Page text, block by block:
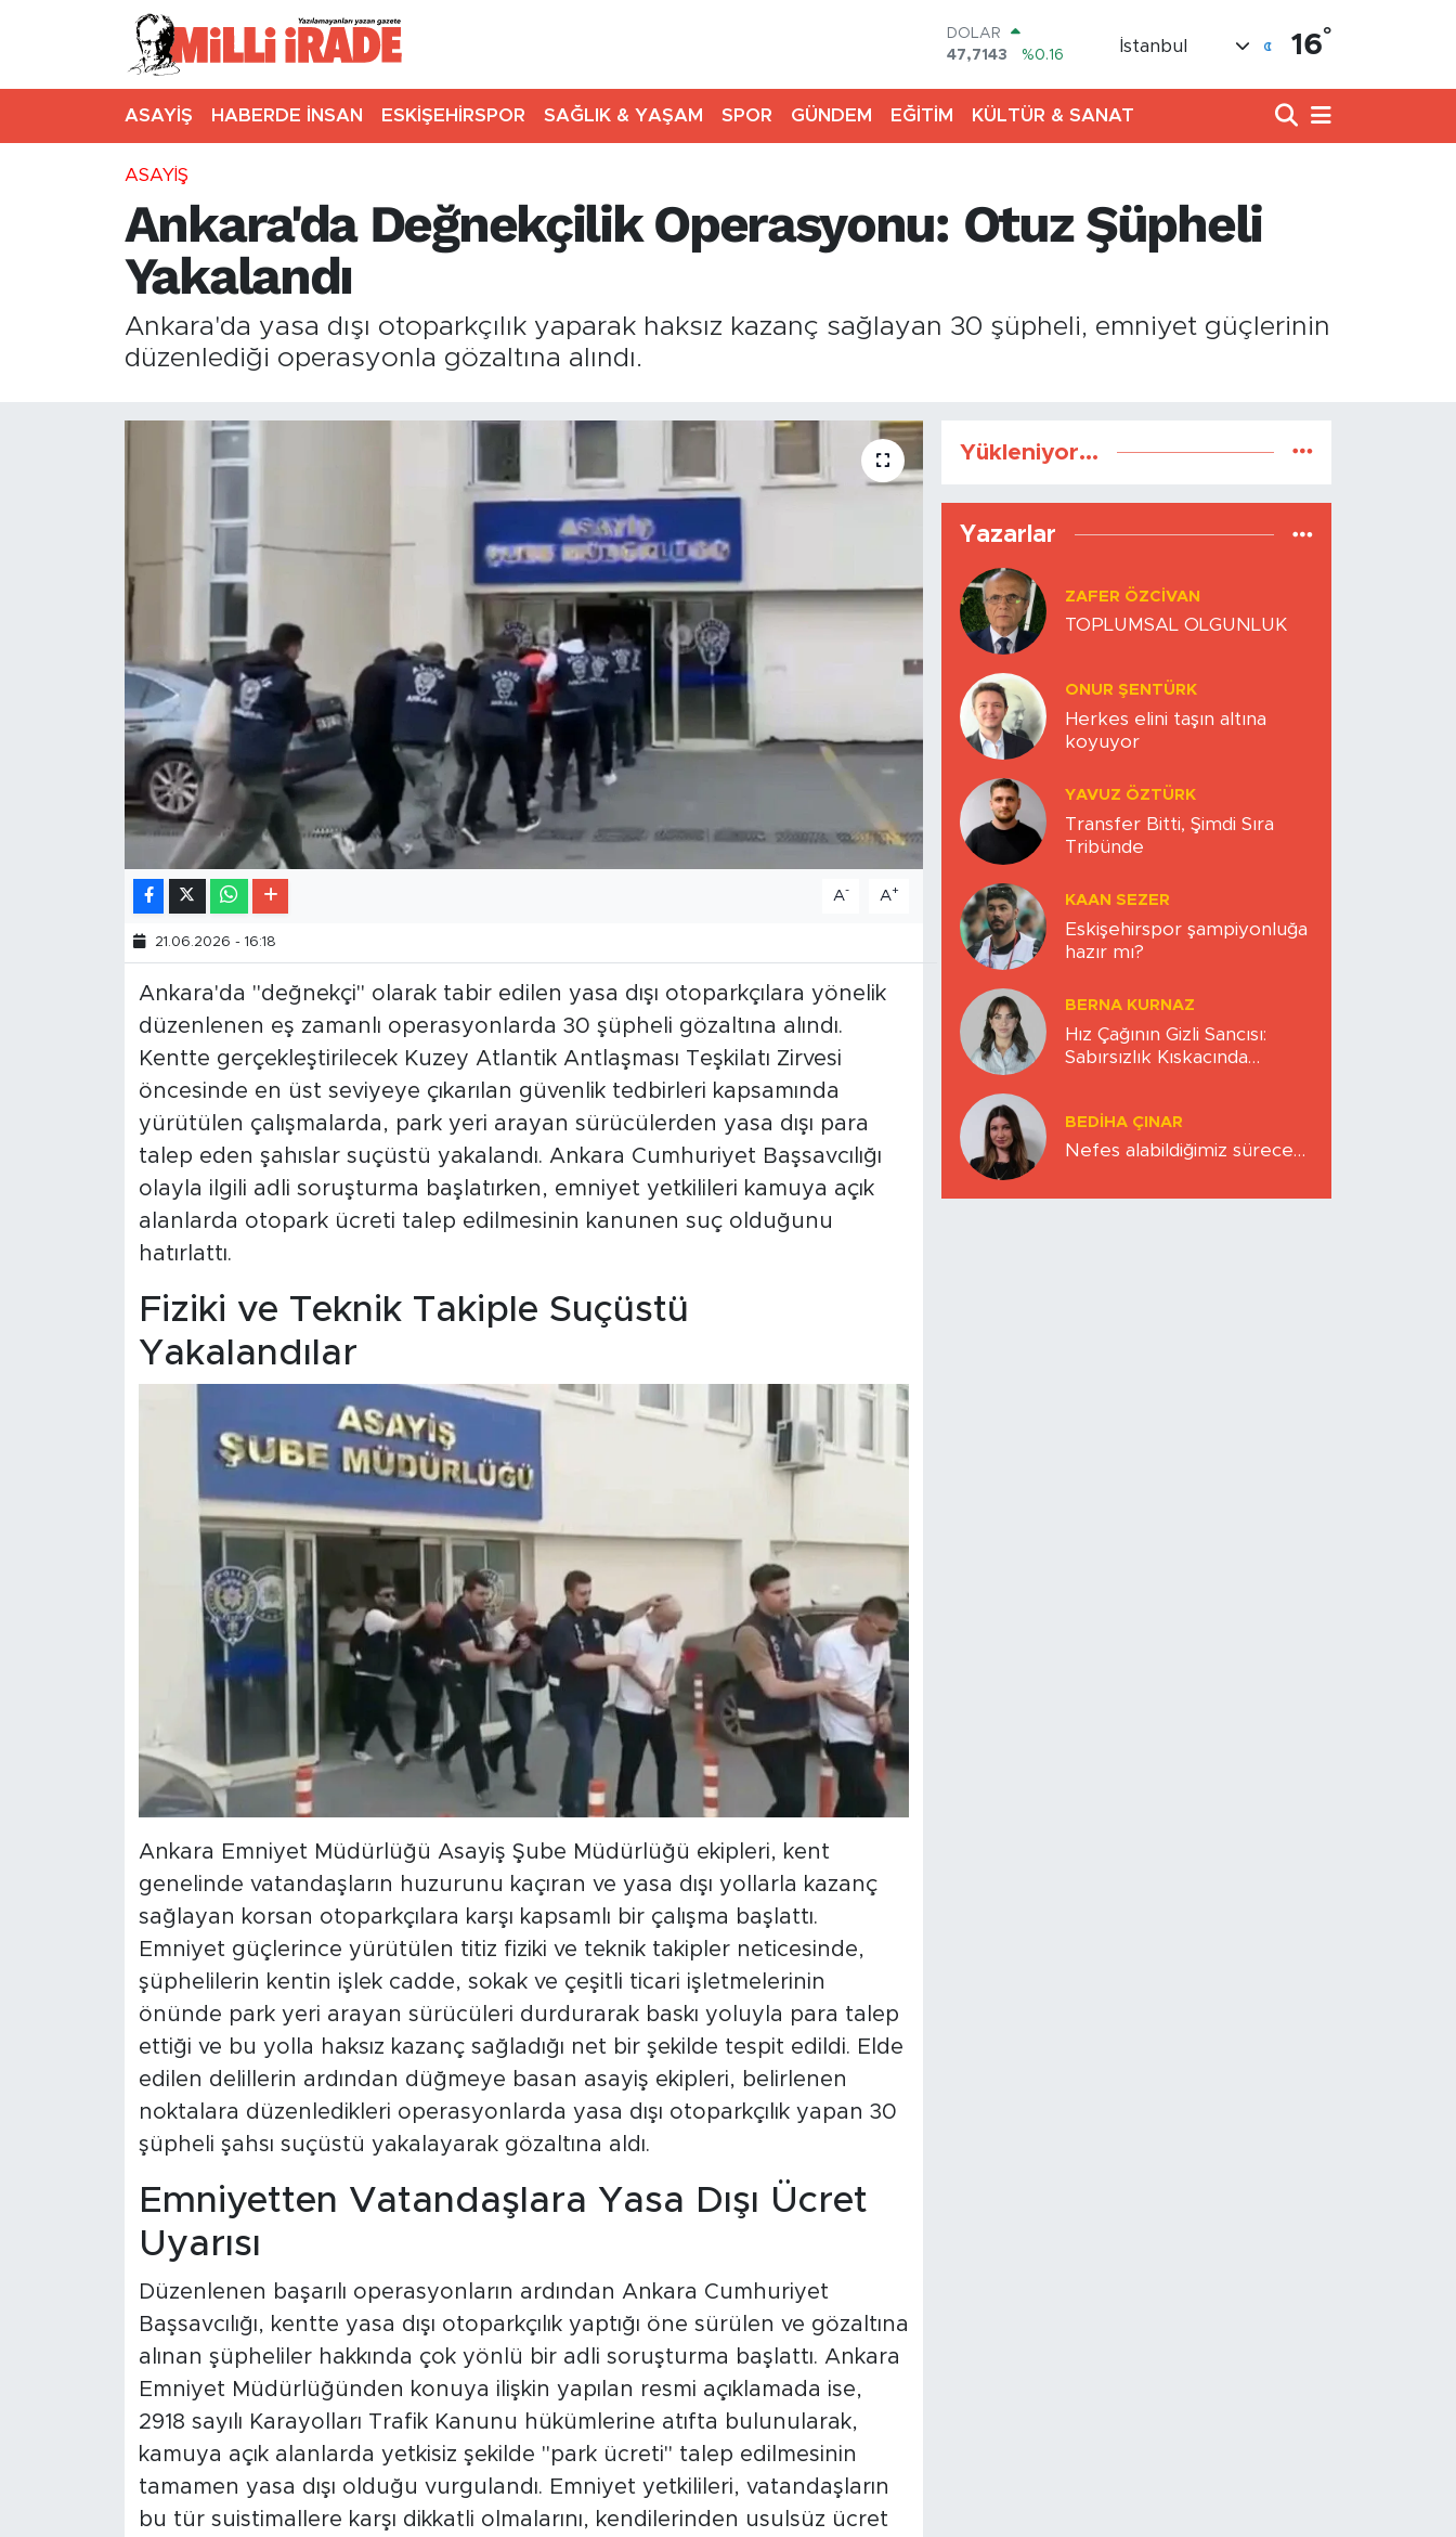
DOLAR
47,7143
%0.16
STERLİN
64,2463
%0.07
BİST100
13.799
%70
İstanbul 16°
ASAYİŞ HABERDE İNSAN ESKİŞEHİRSPOR SAĞLIK & YAŞAM SPOR GÜNDEM EĞİTİM KÜLTÜR & SANAT
ASAYİŞ
Ankara'da Değnekçilik Operasyonu: Otuz Şüpheli
Yakalandı
Ankara'da yasa dışı otoparkçılık yaparak haksız kazanç sağlayan 30 şüpheli, emniyet güçlerinin
düzenlediği operasyonla gözaltına alındı.
A- A+
21.06.2026 - 16:18
Ankara'da "değnekçi" olarak tabir edilen yasa dışı otoparkçılara yönelik
düzenlenen eş zamanlı operasyonlarda 30 şüpheli gözaltına alındı.
Kentte gerçekleştirilecek Kuzey Atlantik Antlaşması Teşkilatı Zirvesi
öncesinde en üst seviyeye çıkarılan güvenlik tedbirleri kapsamında
yürütülen çalışmalarda, park yeri arayan sürücülerden yasa dışı para
talep eden şahıslar suçüstü yakalandı. Ankara Cumhuriyet Başsavcılığı
olayla ilgili adli soruşturma başlatırken, emniyet yetkilileri kamuya açık
alanlarda otopark ücreti talep edilmesinin kanunen suç olduğunu
hatırlattı.
Fiziki ve Teknik Takiple Suçüstü
Yakalandılar
Ankara Emniyet Müdürlüğü Asayiş Şube Müdürlüğü ekipleri, kent
genelinde vatandaşların huzurunu kaçıran ve yasa dışı yollarla kazanç
sağlayan korsan otoparkçılara karşı kapsamlı bir çalışma başlattı.
Emniyet güçlerince yürütülen titiz fiziki ve teknik takipler neticesinde,
şüphelilerin kentin işlek cadde, sokak ve çeşitli ticari işletmelerinin
önünde park yeri arayan sürücüleri durdurarak baskı yoluyla para talep
ettiği ve bu yolla haksız kazanç sağladığı net bir şekilde tespit edildi. Elde
edilen delillerin ardından düğmeye basan asayiş ekipleri, belirlenen
noktalara düzenledikleri operasyonlarda yasa dışı otoparkçılık yapan 30
şüpheli şahsı suçüstü yakalayarak gözaltına aldı.
Emniyetten Vatandaşlara Yasa Dışı Ücret
Uyarısı
Düzenlenen başarılı operasyonların ardından Ankara Cumhuriyet
Başsavcılığı, kentte yasa dışı otoparkçılık yaptığı öne sürülen ve gözaltına
alınan şüpheliler hakkında çok yönlü bir adli soruşturma başlattı. Ankara
Emniyet Müdürlüğünden konuya ilişkin yapılan resmi açıklamada ise,
2918 sayılı Karayolları Trafik Kanunu hükümlerine atıfta bulunularak,
kamuya açık alanlarda yetkisiz şekilde "park ücreti" talep edilmesinin
tamamen yasa dışı olduğu vurgulandı. Emniyet yetkilileri, vatandaşların
bu tür suistimallere karşı dikkatli olmalarını, kendilerinden usulsüz ücret
Yükleniyor...
Yazarlar
ZAFER ÖZCIVAN
TOPLUMSAL OLGUNLUK
ONUR ŞENTÜRK
Herkes elini taşın altına
koyuyor
YAVUZ ÖZTÜRK
Transfer Bitti, Şimdi Sıra
Tribünde
KAAN SEZER
Eskişehirspor şampiyonluğa
hazır mı?
BERNA KURNAZ
Hız Çağının Gizli Sancısı:
Sabırsızlık Kıskacında
BEDIHA ÇINAR
Nefes alabildiğimiz sürece…